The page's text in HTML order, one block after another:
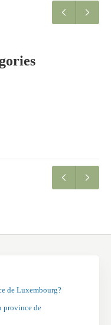
de Luxembourg?
province de